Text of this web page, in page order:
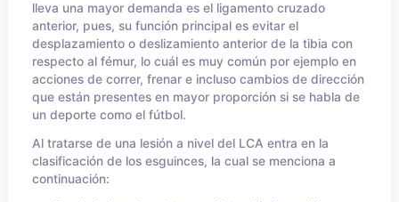
lleva una mayor demanda es el ligamento cruzado
anterior, pues, su función principal es evitar el
desplazamiento o deslizamiento anterior de la tibia con
respecto al fémur, lo cuál es muy común por ejemplo en
acciones de correr, frenar e incluso cambios de dirección
que están presentes en mayor proporción si se habla de
un deporte como el fútbol.
Al tratarse de una lesión a nivel del LCA entra en la
clasificación de los esguinces, la cual se menciona a
continuación: